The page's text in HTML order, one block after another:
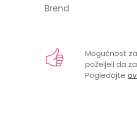
Brend
Mogućnost
poželjeli da
Pogledajte